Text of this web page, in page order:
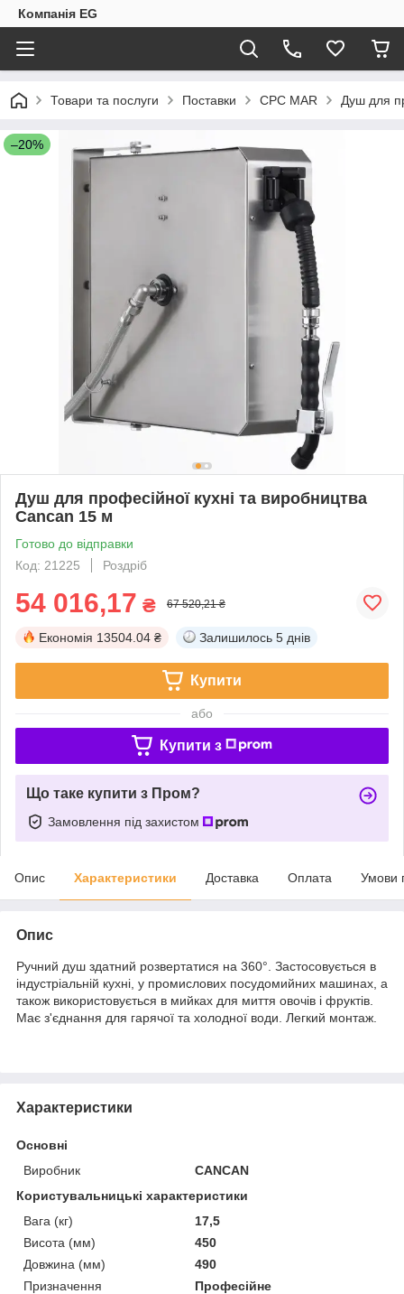
Компанія EG
Товари та послуги Поставки CPC MAR Душ для
–20%
Душ для професійної кухні та виробництва
Cancan 15 м
Готово до відправки
Код: 21225
Роздріб
54 016,17 ₴ 67 520,21 ₴
Економія 13504.04 ₴ Залишилось 5 днів
Купити
або
Купити з
Що таке купити з Пром?
Замовлення під захистом
Опис Характеристики Доставка Оплата Умови
Опис
Ручний душ здатний розвертатися на 360°. Застосовується в
індустріальній кухні, у промислових посудомийних машинах, а
також використовується в мийках для миття овочів і фруктів.
Має з'єднання для гарячої та холодної води. Легкий монтаж.
Характеристики
Основні
Виробник
CANCAN
Користувальницькі характеристики
Вага (кг)
17,5
Висота (мм)
450
Довжина (мм)
490
Призначення
Професійне